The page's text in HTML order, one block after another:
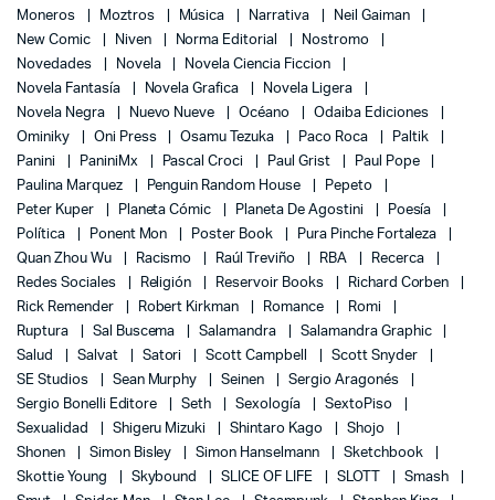
Moneros
Moztros Música Narrativa
Neil Gaiman
New Comic
Niven Norma Editorial
Nostromo
Novedades
Novela
Novela Ciencia Ficcion
Novela Fantasía
Novela Grafica
Novela Ligera
Novela Negra
Nuevo Nueve Océano
Odaiba Ediciones
Ominiky
Oni Press Osamu Tezuka Paco Roca
Paltik
Panini
PaniniMx Pascal Croci Paul Grist
Paul Pope
Paulina Marquez
Penguin Random House
Pepeto
Peter Kuper
Planeta Cómic Planeta De Agostini
Poesía
Política
Ponent Mon Poster Book
Pura Pinche Fortaleza
Quan Zhou Wu
Racismo Raúl Treviño RBA
Recerca
Redes Sociales
Religión Reservoir Books
Richard Corben
Rick Remender
Robert Kirkman Romance
Romi
Ruptura
Sal Buscema Salamandra
Salamandra Graphic
Salud
Salvat Satori Scott Campbell
Scott Snyder
SE Studios
Sean Murphy Seinen
Sergio Aragonés
Sergio Bonelli Editore
Seth Sexología
SextoPiso
Sexualidad
Shigeru Mizuki Shintaro Kago
Shojo
Shonen
Simon Bisley Simon Hanselmann
Sketchbook
Skottie Young
Skybound SLICE OF LIFE SLOTT
Smash